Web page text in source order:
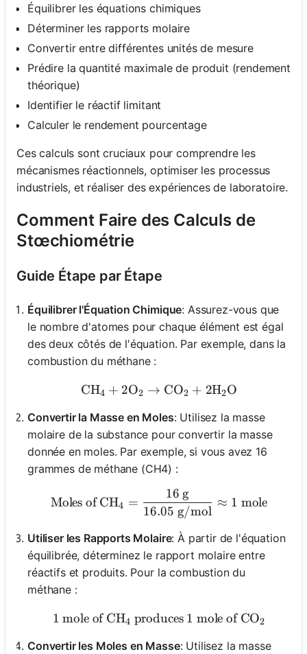
Équilibrer les équations chimiques
Déterminer les rapports molaire
Convertir entre différentes unités de mesure
Prédire la quantité maximale de produit (rendement
théorique)
Identifier le réactif limitant
Calculer le rendement pourcentage
Ces calculs sont cruciaux pour comprendre les
mécanismes réactionnels, optimiser les processus
industriels, et réaliser des expériences de laboratoire.
Comment Faire des Calculs de
Stœchiométrie
Guide Étape par Étape
Équilibrer l'Équation Chimique: Assurez-vous que
le nombre d'atomes pour chaque élément est égal
des deux côtés de l'équation. Par exemple, dans la
combustion du méthane :
\text{CH}_4 +
CH4 + 2O2 → CO2 + 2H2O
Convertir la Masse en Moles: Utilisez la masse
molaire de la substance pour convertir la masse
donnée en moles. Par exemple, si vous avez 16
grammes de méthane (CH4) :
\text{Moles of CH}_4
Moles of CH4 =
16.05 g/mol
16 g
≈ 1 mole
Utiliser les Rapports Molaire: À partir de l'équation
équilibrée, déterminez le rapport molaire entre
réactifs et produits. Pour la combustion du
méthane :
1 \text{ mole of CH}_4
1 mole of CH4 produces 1 mole of CO2
Convertir les Moles en Masse: Utilisez la masse